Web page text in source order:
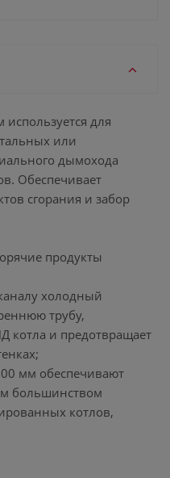
для
или
дымохода
Обеспечивает
сгорания и забор
продукты
холодный
трубу,
котла и предотвращает
мм обеспечивают
большинством
котлов,